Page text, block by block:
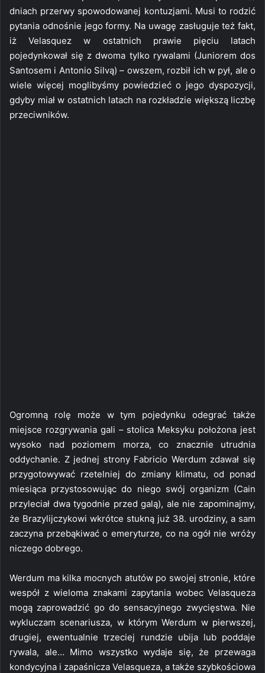
dniach przerwy spowodowanej kontuzjami. Musi to rodzić
pytania odnośnie jego formy. Na uwagę zasługuje też fakt,
iż Velasquez w ostatnich prawie pięciu latach
pojedynkował się z dwoma tylko rywalami (Juniorem dos
Santosem i Antonio Silvą) – owszem, rozbił ich w pył, ale o
wiele więcej moglibyśmy powiedzieć o jego dyspozycji,
gdyby miał w ostatnich latach na rozkładzie większą liczbę
przeciwników.
Ogromną rolę może w tym pojedynku odegrać także
miejsce rozgrywania gali – stolica Meksyku położona jest
wysoko nad poziomem morza, co znacznie utrudnia
oddychanie. Z jednej strony Fabricio Werdum zdawał się
przygotowywać rzetelniej do zmiany klimatu, od ponad
miesiąca przystosowując do niego swój organizm (Cain
przyleciał dwa tygodnie przed galą), ale nie zapominajmy,
że Brazylijczykowi wkrótce stukną już 38. urodziny, a sam
zaczyna przebąkiwać o emeryturze, co na ogół nie wróży
niczego dobrego.
Werdum ma kilka mocnych atutów po swojej stronie, które
wespół z wieloma znakami zapytania wobec Velasqueza
mogą zaprowadzić go do sensacyjnego zwycięstwa. Nie
wykluczam scenariusza, w którym Werdum w pierwszej,
drugiej, ewentualnie trzeciej rundzie ubija lub poddaje
rywala, ale… Mimo wszystko wydaje się, że przewaga
kondycyjna i zapaśnicza Velasqueza, a także szybkościowa